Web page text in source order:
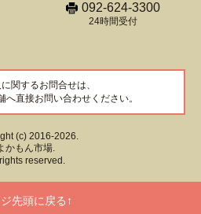
092-624-3300
24時間受付
関するお問合せは、
へ直接お問い合わせください。
(c) 2016-2026.
かもん市場.
reserved.
先頭に戻る↑